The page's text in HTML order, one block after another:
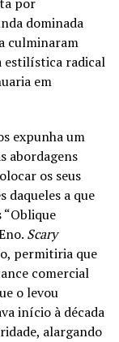
dominada
culminaram
estilística radical
em
expunha um
abordagens
os seus
a que
“Oblique
Scary
permitiria que
comercial
o levou
início à década
alargando